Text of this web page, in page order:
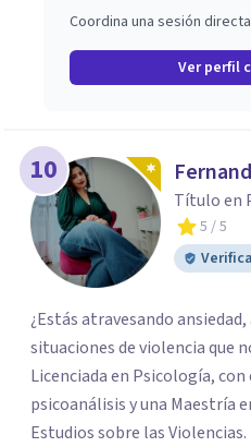
Coordina una sesión
Ver perfil
10
Título en
5 / 5
¿Estás atravesando
situaciones de violencia que
Licenciada en Psicología,
psicoanálisis y una Maestría
Estudios sobre las